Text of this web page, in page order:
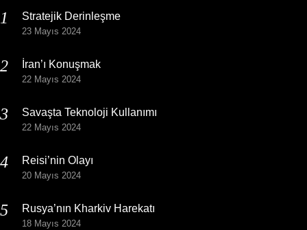
Stratejik Derinleşme
23 Mayıs 2024
İran’ı Konuşmak
22 Mayıs 2024
Savaşta Teknoloji Kullanımı
22 Mayıs 2024
Reisi’nin Olayı
20 Mayıs 2024
Rusya’nın Kharkiv Harekatı
18 Mayıs 2024